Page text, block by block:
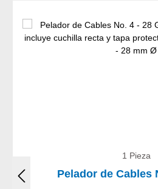
1 Pieza
Pelador de Cables